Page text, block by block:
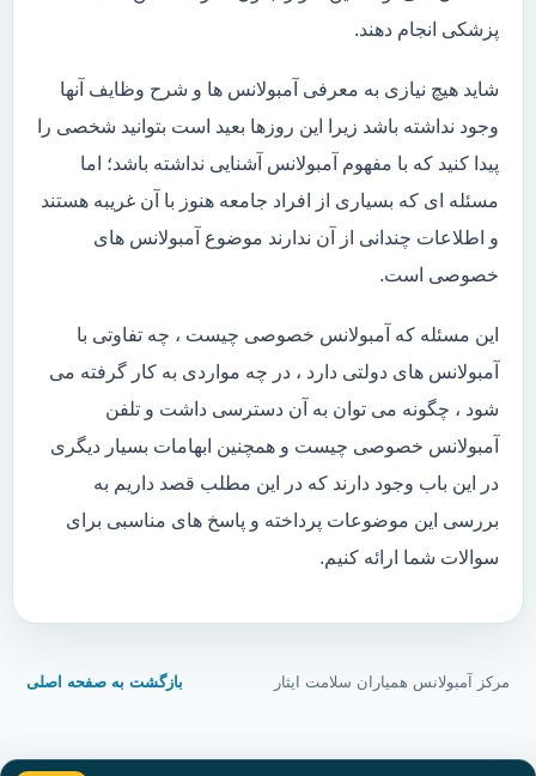
پزشکی انجام دهند.
شاید هیچ نیازی به معرفی آمبولانس ها و شرح وظایف آنها
وجود نداشته باشد زیرا این روزها بعید است بتوانید شخصی را
پیدا کنید که با مفهوم آمبولانس آشنایی نداشته باشد؛ اما
مسئله ای که بسیاری از افراد جامعه هنوز با آن غریبه هستند
و اطلاعات چندانی از آن ندارند موضوع آمبولانس های
خصوصی است.
این مسئله که آمبولانس خصوصی چیست ، چه تفاوتی با
آمبولانس های دولتی دارد ، در چه مواردی به کار گرفته می
شود ، چگونه می توان به آن دسترسی داشت و تلفن
آمبولانس خصوصی چیست و همچنین ابهامات بسیار دیگری
در این باب وجود دارند که در این مطلب قصد داریم به
بررسی این موضوعات پرداخته و پاسخ های مناسبی برای
سوالات شما ارائه کنیم.
مرکز آمبولانس همیاران سلامت ایثار بازگشت به صفحه اصلی